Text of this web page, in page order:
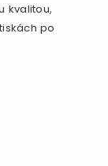
kvalitou,
po